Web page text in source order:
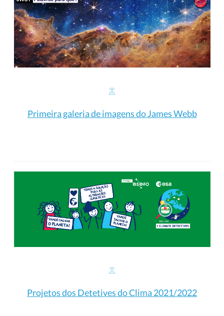
Primeira galeria de imagens do James Webb
Projetos dos Detetives do Clima 2021/2022